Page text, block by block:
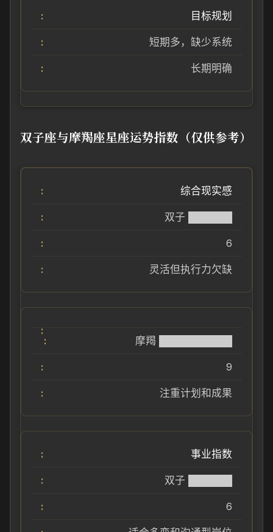
目标规划
短期多，缺少系统
长期明确
双子座与摩羯座星座运势指数（仅供参考）
综合现实感
双子 ██████
6
灵活但执行力欠缺
摩羯 ██████████
9
注重计划和成果
事业指数
双子 ██████
6